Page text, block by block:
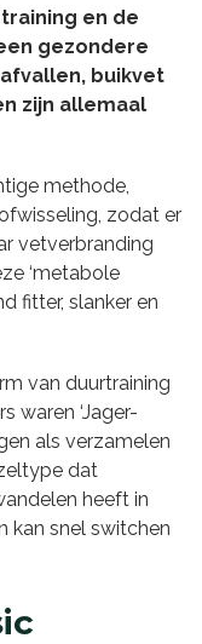
en de
gezondere
buikvet
zijn allemaal
methode,
zodat er
vetverbranding
‘metabole
fitter, slanker en
van duurtraining
waren ‘Jager-
als verzamelen
dat
heeft in
kan snel switchen